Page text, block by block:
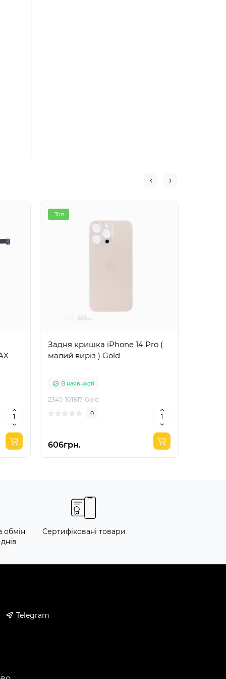
Топ
Задня кришка iPhone 14 Pro (
малий виріз ) Gold
В наявності
2345-101817-Gold
0
606грн.
обмін
Сертифіковані товари
Telegram